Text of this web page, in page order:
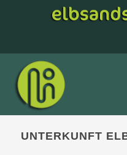
UNTERKUNFT